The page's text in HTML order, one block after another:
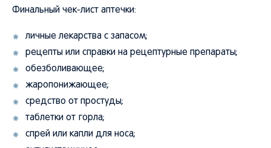
Финальный чек-лист аптечки:
личные лекарства с запасом;
рецепты или справки на рецептурные препараты;
обезболивающее;
жаропонижающее;
средство от простуды;
таблетки от горла;
спрей или капли для носа;